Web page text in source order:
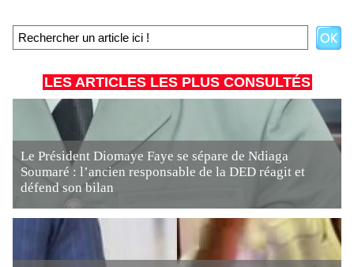
LES ARTICLES LES PLUS CONSULTÉS
Le Président Diomaye Faye se sépare de Ndiaga
Soumaré : l’ancien responsable de la DED réagit et
défend son bilan